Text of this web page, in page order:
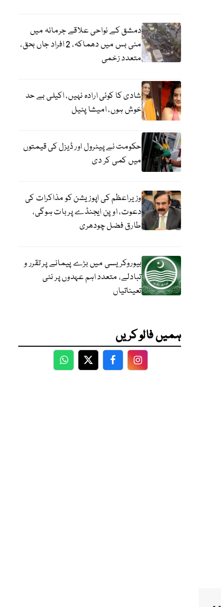
دمشق کے نواحی علاقے جرمانہ میں
منی بس میں دھماکہ، 2 افراد جاں بحق،
متعدد زخمی
شادی کا کوئی ارادہ نہیں، اکیلی بے حد
خوش ہوں، امیشا پٹیل
حکومت نے پیٹرول اور ڈیزل کی قیمتوں
میں کمی کر دی
وزیراعظم کی اپوزیشن کو مذاکرات کی
دعوت، اوپن ایجنڈے پر بات ہوگی،
طارق فضل چودھری
بیوروکریسی میں بڑے پیمانے پر تقرر و
تبادلے، متعدد اہم عہدوں پر نئی
تعیناتیاں
ہمیں فالو کریں
WhatsApp
TwitterFacebookFacebook